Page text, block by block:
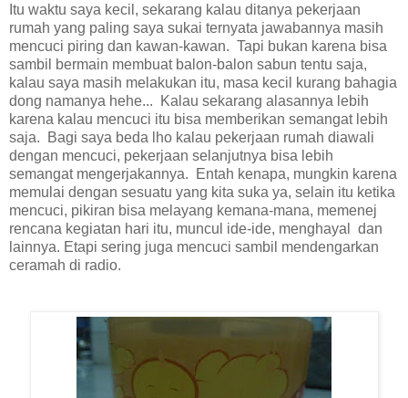
Itu waktu saya kecil, sekarang kalau ditanya pekerjaan
rumah yang paling saya sukai ternyata jawabannya masih
mencuci piring dan kawan-kawan. Tapi bukan karena bisa
sambil bermain membuat balon-balon sabun tentu saja,
kalau saya masih melakukan itu, masa kecil kurang bahagia
dong namanya hehe... Kalau sekarang alasannya lebih
karena kalau mencuci itu bisa memberikan semangat lebih
saja. Bagi saya beda lho kalau pekerjaan rumah diawali
dengan mencuci, pekerjaan selanjutnya bisa lebih
semangat mengerjakannya. Entah kenapa, mungkin karena
memulai dengan sesuatu yang kita suka ya, selain itu ketika
mencuci, pikiran bisa melayang kemana-mana, memenej
rencana kegiatan hari itu, muncul ide-ide, menghayal dan
lainnya. Etapi sering juga mencuci sambil mendengarkan
ceramah di radio.